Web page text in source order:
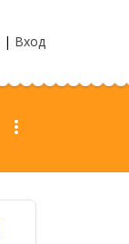
| Вход
more_vert